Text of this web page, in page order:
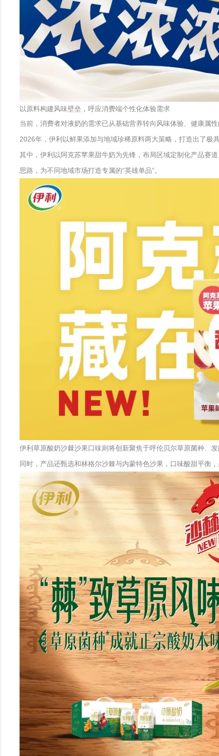
以原料构建风味壁垒，呼应消费端个性化体验需求
当前，消费者对液奶的需求已从基础营养转向风味体验、健康属
2026年，伊利以鲜果添加与地域珍稀原料两大策略，打造出了
其中，伊利以阿克苏苹果甜牛奶为先锋，布局区域定制化产品赛
思路，为不同地域市场打造专属的“英雄单品”。
伊利草原酸奶沙棘沙果口味则将创新聚焦于呼伦贝尔草原菌种、
同时，产品还甄选和林格尔沙棘与内蒙特色沙果，口味酸甜平衡